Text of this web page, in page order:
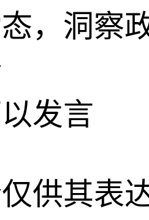
，洞察
发言
供其表